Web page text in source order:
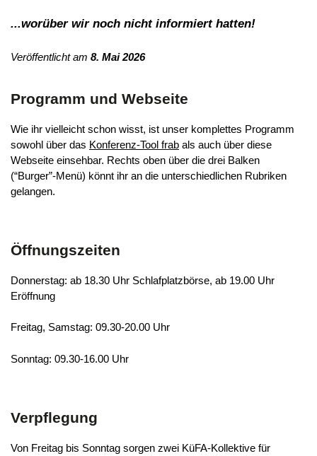
...worüber wir noch nicht informiert hatten!
Veröffentlicht am 8. Mai 2026
Programm und Webseite
Wie ihr vielleicht schon wisst, ist unser komplettes Programm
sowohl über das Konferenz-Tool frab als auch über diese
Webseite einsehbar. Rechts oben über die drei Balken
(“Burger”-Menü) könnt ihr an die unterschiedlichen Rubriken
gelangen.
Öffnungszeiten
Donnerstag: ab 18.30 Uhr Schlafplatzbörse, ab 19.00 Uhr
Eröffnung
Freitag, Samstag: 09.30-20.00 Uhr
Sonntag: 09.30-16.00 Uhr
Verpflegung
Von Freitag bis Sonntag sorgen zwei KüFA-Kollektive für